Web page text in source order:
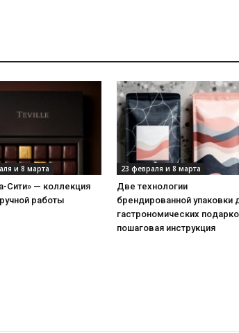
и 8 марта
Сити» — коллекция
работы
23 февраля и 8 марта
Две технологии
брендированной упаковки
гастрономических
пошаговая инструкция